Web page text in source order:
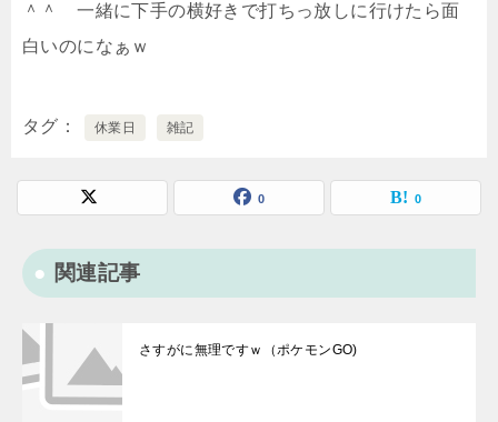
＾＾ 一緒に下手の横好きで打ちっ放しに行けたら面
白いのになぁｗ
タグ 休業日 雑記
0 0
関連記事
さすがに無理ですｗ（ポケモンGO)